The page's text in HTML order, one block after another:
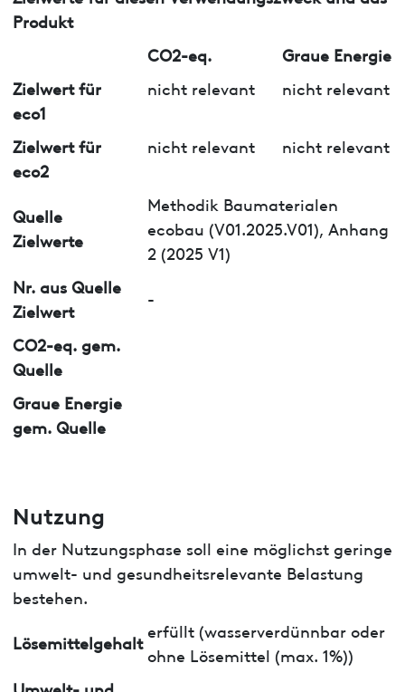
Produkt
CO2-eq.
Graue Energie
Zielwert für
eco1
nicht relevant nicht relevant
Zielwert für
eco2
nicht relevant nicht relevant
Quelle
Zielwerte
Methodik Baumaterialen
ecobau (V01.2025.V01), Anhang
2 (2025 V1)
Nr. aus Quelle
Zielwert
-
CO2-eq. gem.
Quelle
Graue Energie
gem. Quelle
Nutzung
In der Nutzungsphase soll eine möglichst geringe
umwelt- und gesundheitsrelevante Belastung
bestehen.
Lösemittelgehalt
erfüllt (wasserverdünnbar oder
ohne Lösemittel (max. 1%))